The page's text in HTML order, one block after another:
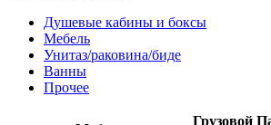
Душевые кабины и боксы
Мебель
Унитаз/раковина/биде
Ванны
Прочее
Грузовой